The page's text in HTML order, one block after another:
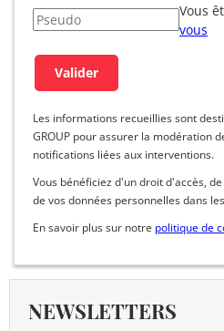
Vous
vous
Les informations recueillies sont
GROUP pour assurer la modération
notifications liées aux interventions.
Vous bénéficiez d'un droit d'accès,
de vos données personnelles dans
En savoir plus sur notre politique de
NEWSLETTERS